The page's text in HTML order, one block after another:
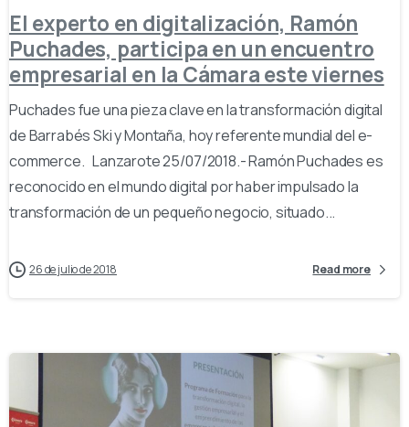
El experto en digitalización, Ramón
Puchades, participa en un encuentro
empresarial en la Cámara este viernes
Puchades fue una pieza clave en la transformación digital
de Barrabés Ski y Montaña, hoy referente mundial del e-
commerce. Lanzarote 25/07/2018.- Ramón Puchades es
reconocido en el mundo digital por haber impulsado la
transformación de un pequeño negocio, situado...
26 de julio de 2018 Read more